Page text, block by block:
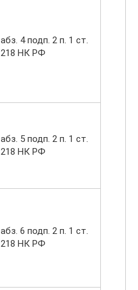
абз. 4 подп. 2 п. 1 ст.
218 НК РФ
абз. 5 подп. 2 п. 1 ст.
218 НК РФ
абз. 6 подп. 2 п. 1 ст.
218 НК РФ